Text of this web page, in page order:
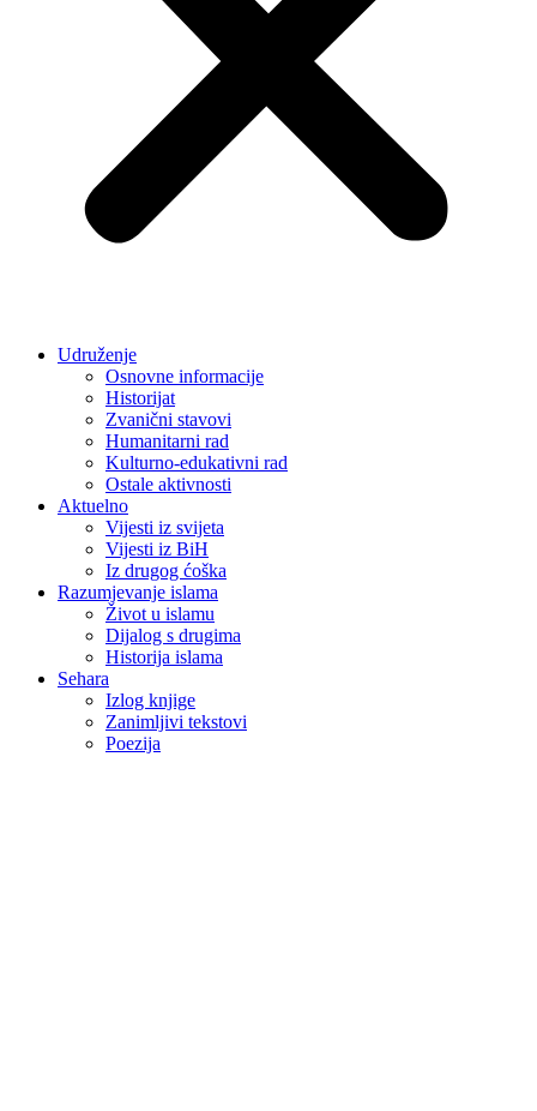
Udruženje
Osnovne informacije
Historijat
Zvanični stavovi
Humanitarni rad
Kulturno-edukativni rad
Ostale aktivnosti
Aktuelno
Vijesti iz svijeta
Vijesti iz BiH
Iz drugog ćoška
Razumjevanje islama
Život u islamu
Dijalog s drugima
Historija islama
Sehara
Izlog knjige
Zanimljivi tekstovi
Poezija